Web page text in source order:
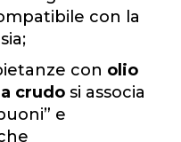
con la
con olio
crudo si associa
e